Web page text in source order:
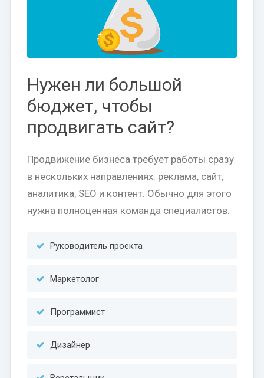
Нужен ли большой
бюджет, чтобы
продвигать сайт?
Продвижение бизнеса требует работы сразу
в нескольких направлениях: реклама, сайт,
аналитика, SEO и контент. Обычно для этого
нужна полноценная команда специалистов.
Руководитель проекта
Маркетолог
Программист
Дизайнер